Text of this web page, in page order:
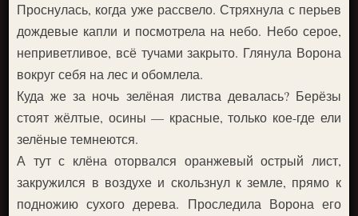
Проснулась, когда уже рассвело. Стряхнула с перьев
дождевые капли и посмотрела на небо. Небо серое,
неприветливое, всё тучами закрыто. Глянула Ворона
вокруг себя на лес и обомлела.
Куда же за ночь зелёная листва девалась? Берёзы
стоят жёлтые, осины — красные, только кое-где ели
зелёные темнеются.
А тут с клёна оторвался оранжевый острый лист,
закружился в воздухе и скользнул к земле, прямо к
подножию сухого дерева. Проследила Ворона его